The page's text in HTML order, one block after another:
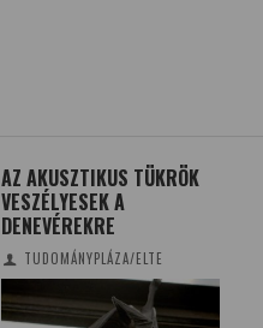
AZ AKUSZTIKUS TÜKRÖK
VESZÉLYESEK A
DENEVÉREKRE
TUDOMÁNYPLÁZA/ELTE